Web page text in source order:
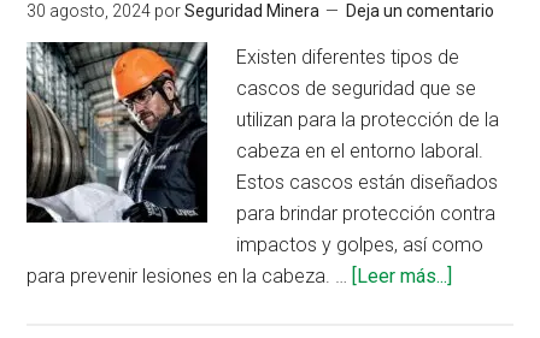
30 agosto, 2024 porSeguridad Minera Deja un comentario
Existen diferentes tipos de
cascos de seguridad que se
utilizan para la protección de la
cabeza en el entorno laboral.
Estos cascos están diseñados
para brindar protección contra
impactos y golpes, así como
para prevenir lesiones en la cabeza. … [Leer más...]